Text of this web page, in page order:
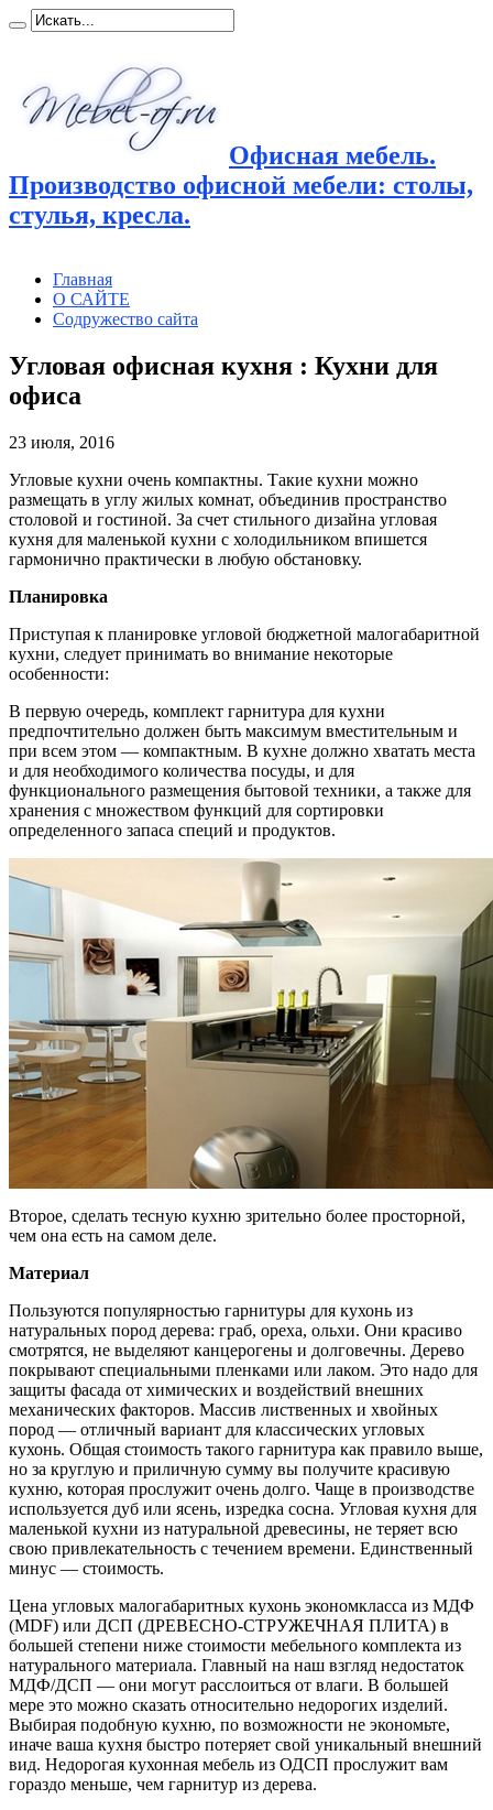
Офисная мебель.
Производство офисной мебели: столы,
стулья, кресла.
Главная
О САЙТЕ
Содружество сайта
Угловая офисная кухня : Кухни для
офиса
23 июля, 2016
Угловые кухни очень компактны. Такие кухни можно
размещать в углу жилых комнат, объединив пространство
столовой и гостиной. За счет стильного дизайна угловая
кухня для маленькой кухни с холодильником впишется
гармонично практически в любую обстановку.
Планировка
Приступая к планировке угловой бюджетной малогабаритной
кухни, следует принимать во внимание некоторые
особенности:
В первую очередь, комплект гарнитура для кухни
предпочтительно должен быть максимум вместительным и
при всем этом — компактным. В кухне должно хватать места
и для необходимого количества посуды, и для
функционального размещения бытовой техники, а также для
хранения с множеством функций для сортировки
определенного запаса специй и продуктов.
Второе, сделать тесную кухню зрительно более просторной,
чем она есть на самом деле.
Материал
Пользуются популярностью гарнитуры для кухонь из
натуральных пород дерева: граб, ореха, ольхи. Они красиво
смотрятся, не выделяют канцерогены и долговечны. Дерево
покрывают специальными пленками или лаком. Это надо для
защиты фасада от химических и воздействий внешних
механических факторов. Массив лиственных и хвойных
пород — отличный вариант для классических угловых
кухонь. Общая стоимость такого гарнитура как правило выше,
но за круглую и приличную сумму вы получите красивую
кухню, которая прослужит очень долго. Чаще в производстве
используется дуб или ясень, изредка сосна. Угловая кухня для
маленькой кухни из натуральной древесины, не теряет всю
свою привлекательность с течением времени. Единственный
минус — стоимость.
Цена угловых малогабаритных кухонь экономкласса из МДФ
(MDF) или ДСП (ДРЕВЕСНО-СТРУЖЕЧНАЯ ПЛИТА) в
большей степени ниже стоимости мебельного комплекта из
натурального материала. Главный на наш взгляд недостаток
МДФ/ДСП — они могут расслоиться от влаги. В большей
мере это можно сказать относительно недорогих изделий.
Выбирая подобную кухню, по возможности не экономьте,
иначе ваша кухня быстро потеряет свой уникальный внешний
вид. Недорогая кухонная мебель из ОДСП прослужит вам
гораздо меньше, чем гарнитур из дерева.